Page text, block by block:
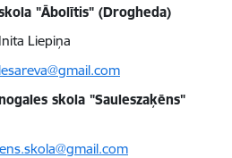
"Ābolītis" (Drogheda)
Liepiņa
skola "Sauleszaķēns"